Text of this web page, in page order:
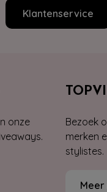
Klantenservice
onze
Bezoek
merken
stylistes.